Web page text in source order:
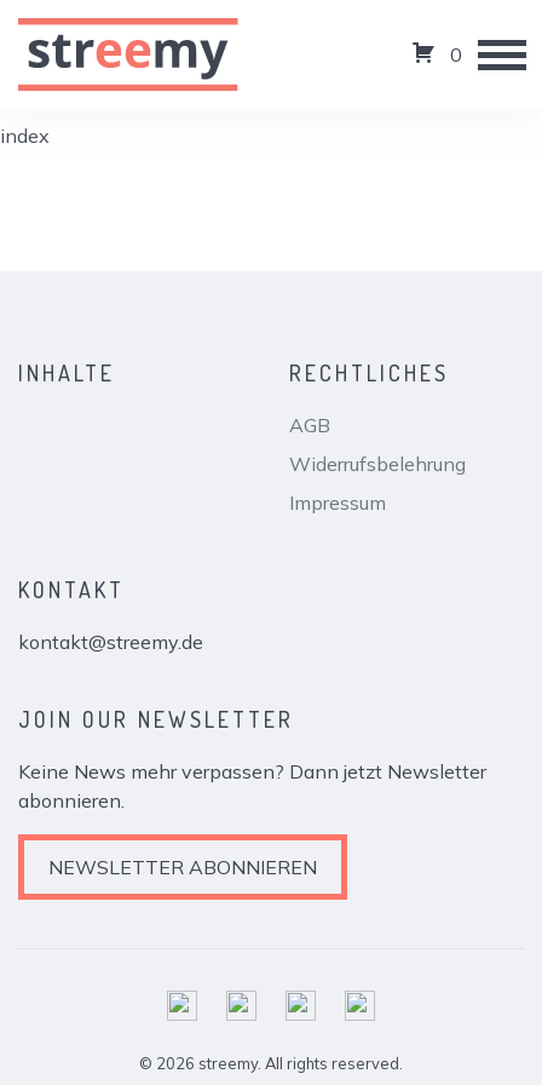
0
index
INHALTE RECHTLICHES
AGB
Widerrufsbelehrung
Impressum
KONTAKT
kontakt@streemy.de
JOIN OUR NEWSLETTER
Keine News mehr verpassen? Dann jetzt Newsletter
abonnieren.
NEWSLETTER ABONNIEREN
© 2026 streemy. All rights reserved.